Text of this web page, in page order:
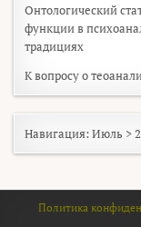
Онтологический
функции в
традициях
К вопросу о
Навигация:Июль >
Политика